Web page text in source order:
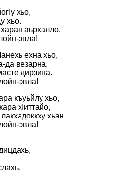
хьо,
хьо,
аьрхалло,
эвла!
ехна хьо,
да везарна.
дирзина.
эвла!
къуьйлу хьо,
хIиттайо,
хьан,
эвла!